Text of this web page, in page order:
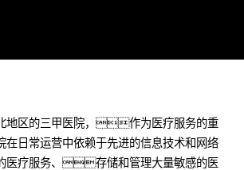
响应能力
地区的三甲医院，作为医疗服务的重
日常运营中依赖于先进的信息技术和网络
医疗服务、存储和管理大量敏感的医